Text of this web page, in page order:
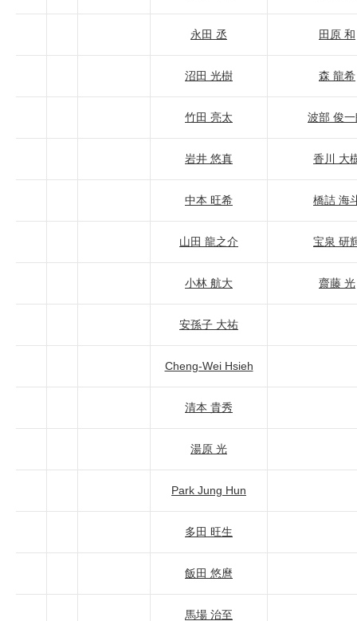
永田 丞 田原 和
沼田 光樹 森 龍希
竹田 亮太 波部 俊
岩井 悠真 香川 大
中本 旺希 橋詰 海
山田 龍之介 宝泉 研
小林 航大 齋藤 光
安孫子 大祐
Cheng-Wei Hsieh
清本 貴秀
湯原 光
Park Jung Hun
多田 旺生
飯田 悠麿
馬場 治至